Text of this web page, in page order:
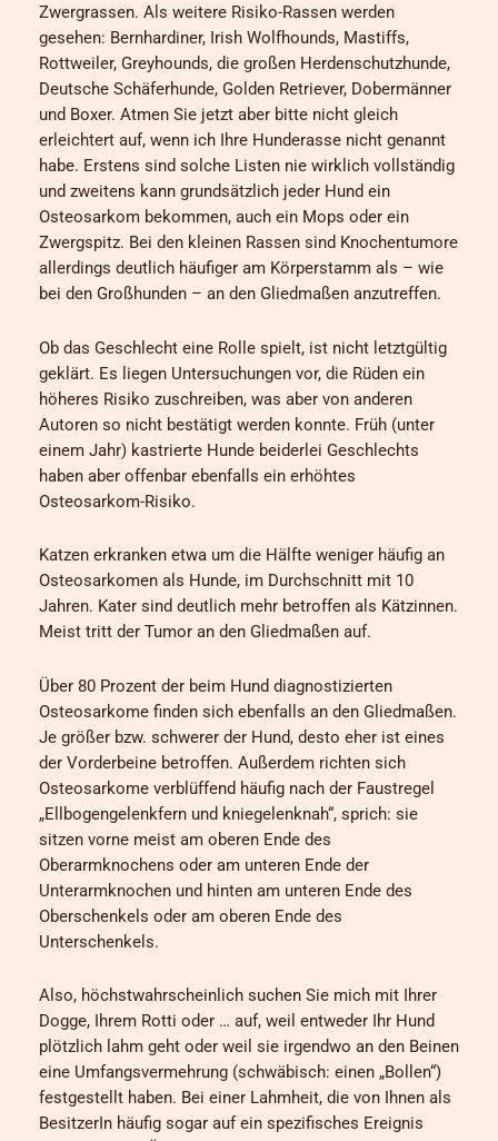
Zwergrassen. Als weitere Risiko-Rassen werden
gesehen: Bernhardiner, Irish Wolfhounds, Mastiffs,
Rottweiler, Greyhounds, die großen Herdenschutzhunde,
Deutsche Schäferhunde, Golden Retriever, Dobermänner
und Boxer. Atmen Sie jetzt aber bitte nicht gleich
erleichtert auf, wenn ich Ihre Hunderasse nicht genannt
habe. Erstens sind solche Listen nie wirklich vollständig
und zweitens kann grundsätzlich jeder Hund ein
Osteosarkom bekommen, auch ein Mops oder ein
Zwergspitz. Bei den kleinen Rassen sind Knochentumore
allerdings deutlich häufiger am Körperstamm als – wie
bei den Großhunden – an den Gliedmaßen anzutreffen.
Ob das Geschlecht eine Rolle spielt, ist nicht letztgültig
geklärt. Es liegen Untersuchungen vor, die Rüden ein
höheres Risiko zuschreiben, was aber von anderen
Autoren so nicht bestätigt werden konnte. Früh (unter
einem Jahr) kastrierte Hunde beiderlei Geschlechts
haben aber offenbar ebenfalls ein erhöhtes
Osteosarkom-Risiko.
Katzen erkranken etwa um die Hälfte weniger häufig an
Osteosarkomen als Hunde, im Durchschnitt mit 10
Jahren. Kater sind deutlich mehr betroffen als Kätzinnen.
Meist tritt der Tumor an den Gliedmaßen auf.
Über 80 Prozent der beim Hund diagnostizierten
Osteosarkome finden sich ebenfalls an den Gliedmaßen.
Je größer bzw. schwerer der Hund, desto eher ist eines
der Vorderbeine betroffen. Außerdem richten sich
Osteosarkome verblüffend häufig nach der Faustregel
„Ellbogengelenkfern und kniegelenknah“, sprich: sie
sitzen vorne meist am oberen Ende des
Oberarmknochens oder am unteren Ende der
Unterarmknochen und hinten am unteren Ende des
Oberschenkels oder am oberen Ende des
Unterschenkels.
Also, höchstwahrscheinlich suchen Sie mich mit Ihrer
Dogge, Ihrem Rotti oder … auf, weil entweder Ihr Hund
plötzlich lahm geht oder weil sie irgendwo an den Beinen
eine Umfangsvermehrung (schwäbisch: einen „Bollen“)
festgestellt haben. Bei einer Lahmheit, die von Ihnen als
BesitzerIn häufig sogar auf ein spezifisches Ereignis